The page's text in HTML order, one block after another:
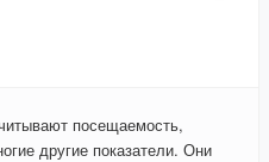
посещаемость,
другие показатели. Они